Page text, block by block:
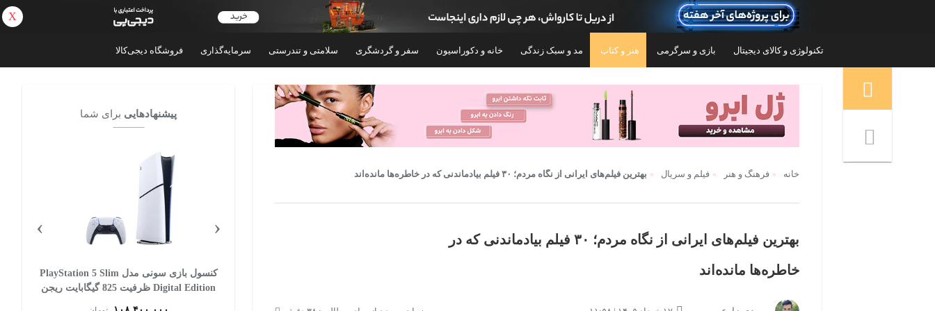
تکنولوژی و کالای دیجیتال بازی و سرگرمی هنر و کتاب مد و سبک زندگی خانه و دکوراسیون سفر و گردشگری سلامتی و تندرستی سرمایه‌گذاری فروشگاه دیجی‌کالا
منوی ناوبری خرده نان
خانه فرهنگ و هنر فیلم و سریال بهترین فیلم‌های ایرانی از نگاه مردم؛ ۳۰ فیلم بیادماندنی که در خاطره‌ها مانده‌اند
بهترین فیلم‌های ایرانی از نگاه مردم؛ ۳۰ فیلم بیادماندنی که در
خاطره‌ها مانده‌اند
پیشنهادهایی برای شما
کنسول بازی مدل Game Stick 4K Ultra Pro
کنسول بازی مایکروسافت مدل Xbox Series S
ظرفیت 512 گیگابایت
‹
›
X